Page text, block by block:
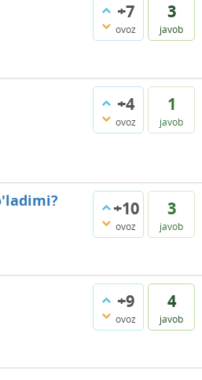
+7
ovoz
3
javob
+4
ovoz
1
javob
+10
ovoz
3
javob
+9
ovoz
4
javob